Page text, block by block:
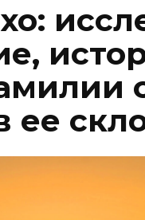
ее